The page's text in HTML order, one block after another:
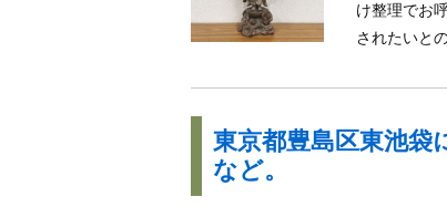
け整理でお
されたいと
東京都豊島区東池袋
など。